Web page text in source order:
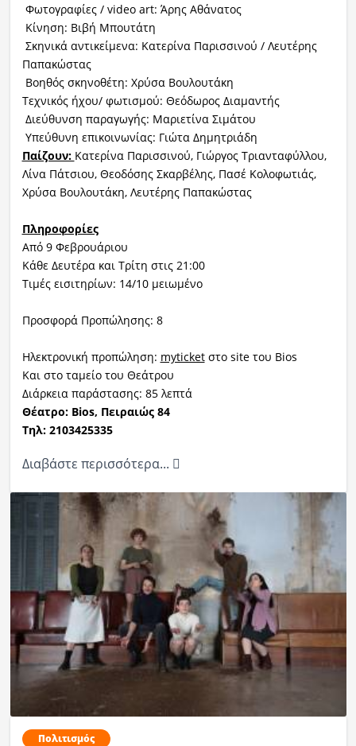
Φωτογραφίες / video art: Άρης Αθάνατος
Κίνηση: Βιβή Μπουτάτη
Σκηνικά αντικείμενα: Κατερίνα Παρισσινού / Λευτέρης
Παπακώστας
Βοηθός σκηνοθέτη: Χρύσα Βουλουτάκη
Τεχνικός ήχου/ φωτισμού: Θεόδωρος Διαμαντής
Διεύθυνση παραγωγής: Μαριετίνα Σιμάτου
Υπεύθυνη επικοινωνίας: Γιώτα Δημητριάδη
Παίζουν: Κατερίνα Παρισσινού, Γιώργος Τριανταφύλλου,
Λίνα Πάτσιου, Θεοδόσης Σκαρβέλης, Πασέ Κολοφωτιάς,
Χρύσα Βουλουτάκη, Λευτέρης Παπακώστας
Πληροφορίες
Από 9 Φεβρουάριου
Κάθε Δευτέρα και Τρίτη στις 21:00
Τιμές εισιτηρίων: 14/10 μειωμένο
Προσφορά Προπώλησης: 8
Ηλεκτρονική προπώληση: myticketστο site του Bios
Και στο ταμείο του Θεάτρου
Διάρκεια παράστασης: 85 λεπτά
Θέατρο: Βios, Πειραιώς 84
Τηλ: 2103425335
Διαβάστε περισσότερα...
Πολιτισμός